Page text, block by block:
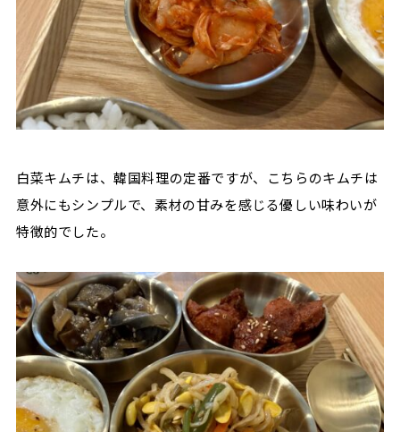
白菜キムチは、韓国料理の定番ですが、こちらのキムチは
意外にもシンプルで、素材の甘みを感じる優しい味わいが
特徴的でした。